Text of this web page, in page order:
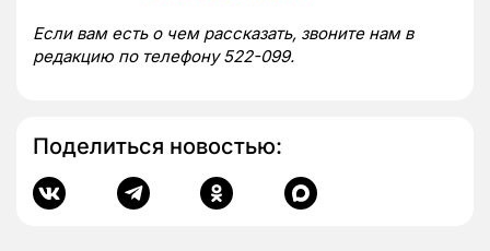
Если вам есть о чем рассказать, звоните нам в
редакцию по телефону 522-099.
Поделиться новостью: